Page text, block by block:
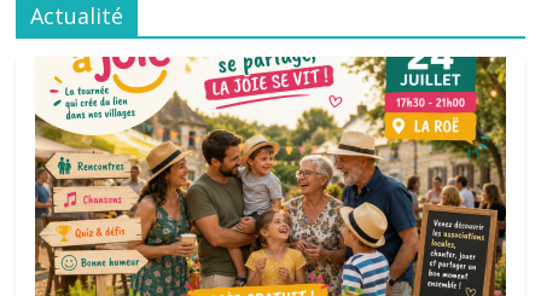
Actualité